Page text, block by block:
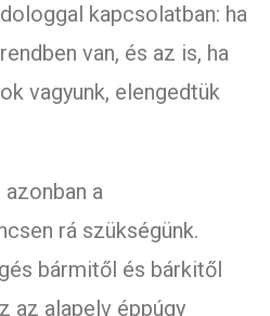
kapcsolatban: ha
van, és az is, ha
vagyunk, elengedtük
a
rá szükségünk.
bármitől és bárkitől
az alapelv éppúgy